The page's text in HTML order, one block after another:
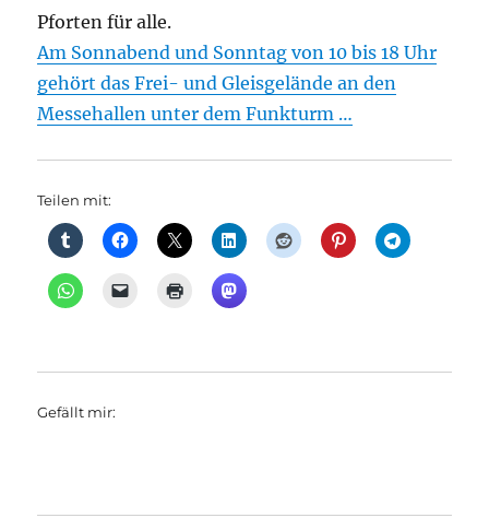
Pforten für alle.
Am Sonnabend und Sonntag von 10 bis 18 Uhr
gehört das Frei- und Gleisgelände an den
Messehallen unter dem Funkturm …
Teilen mit:
Gefällt mir: